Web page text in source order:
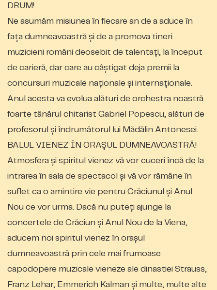
DRUM!
Ne asumăm misiunea în fiecare an de a aduce în
fața dumneavoastră și de a promova tineri
muzicieni români deosebit de talentați, la început
de carieră, dar care au câștigat deja premii la
concursuri muzicale naționale și internaționale.
Anul acesta va evolua alături de orchestra noastră
foarte tânărul chitarist Gabriel Popescu, alături de
profesorul și îndrumătorul lui Mădălin Antonesei.
BALUL VIENEZ ÎN ORAȘUL DUMNEAVOASTRĂ!
Atmosfera și spiritul vienez vă vor cuceri încă de la
intrarea în sala de spectacol și vă vor rămâne în
suflet ca o amintire vie pentru Crăciunul și Anul
Nou ce vor urma. Dacă nu puteți ajunge la
concertele de Crăciun și Anul Nou de la Viena,
aducem noi spiritul vienez în orașul
dumneavoastră prin cele mai frumoase
capodopere muzicale vieneze ale dinastiei Strauss,
Franz Lehar, Emmerich Kalman și multe, multe alte